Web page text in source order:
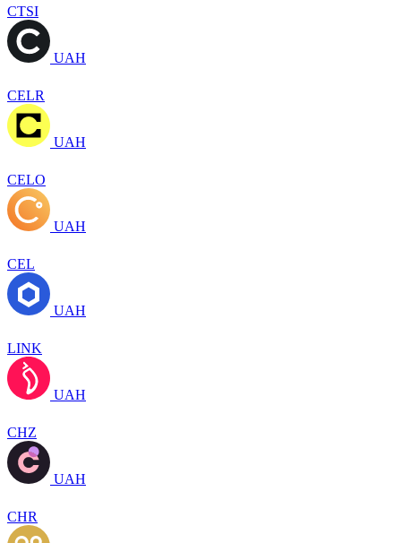
CTSI
UAH
CELR
UAH
CELO
UAH
CEL
UAH
LINK
UAH
CHZ
UAH
CHR